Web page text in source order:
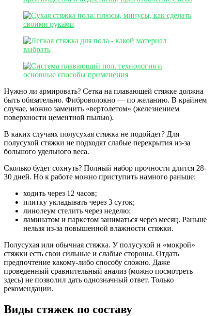
Нужно ли армировать? Сетка на плавающей стяжке должна
быть обязательно. Фиброволокно — по желанию. В крайнем
случае, можно заменить «вертолетом» (железнением
поверхности цементной пылью).
В каких случаях полусухая стяжка не подойдет? Для
полусухой стяжки не подходят слабые перекрытия из-за
большого удельного веса.
Сколько будет сохнуть? Полный набор прочности длится 28-
30 дней. Но к работе можно приступить намного раньше:
ходить через 12 часов;
плитку укладывать через 3 суток;
линолеум стелить через неделю;
ламинатом и паркетом заниматься через месяц. Раньше
нельзя из-за повышенной влажности стяжки.
Полусухая или обычная стяжка. У полусухой и «мокрой»
стяжки есть свои сильные и слабые стороны. Отдать
предпочтение какому-либо способу сложно. Даже
проведенный сравнительный анализ (можно посмотреть
здесь) не позволил дать однозначный ответ. Только
рекомендации.
Виды стяжек по составу